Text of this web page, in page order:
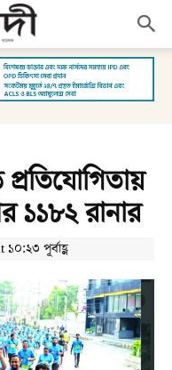
১১৮২ রানার
পূর্বাহ্ণ